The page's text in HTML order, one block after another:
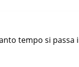
tempo si passa